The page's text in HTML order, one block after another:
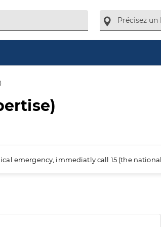
emergency, immediatly call 15 (the